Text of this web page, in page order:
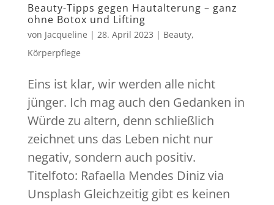
Beauty-Tipps gegen Hautalterung – ganz
ohne Botox und Lifting
von Jacqueline | 28. April 2023 | Beauty,
Körperpflege
Eins ist klar, wir werden alle nicht
jünger. Ich mag auch den Gedanken in
Würde zu altern, denn schließlich
zeichnet uns das Leben nicht nur
negativ, sondern auch positiv.
Titelfoto: Rafaella Mendes Diniz via
Unsplash Gleichzeitig gibt es keinen